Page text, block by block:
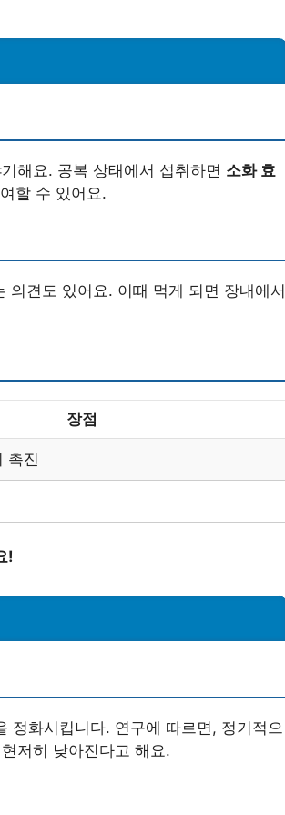
해요. 공복 상태에서 섭취하면 소화 효
할 수 있어요.
견도 있어요. 이때 먹게 되면 장내에서
장점
촉진
!
정화시킵니다. 연구에 따르면, 정기적으
저히 낮아진다고 해요.